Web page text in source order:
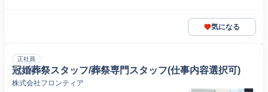
気になる
正社員
冠婚葬祭スタッフ/葬祭専門スタッフ(仕事内容選択可)
株式会社フロンティア